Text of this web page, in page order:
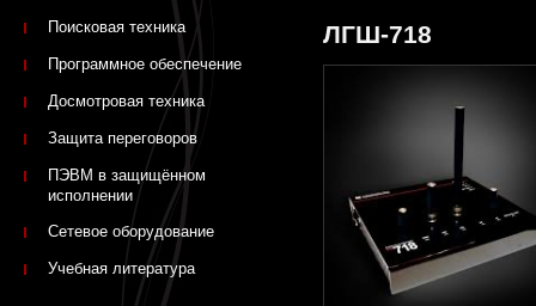
ЛГШ-718
Поисковая техника
Программное обеспечение
Досмотровая техника
Защита переговоров
ПЭВМ в защищённом
исполнении
Сетевое оборудование
Учебная литература